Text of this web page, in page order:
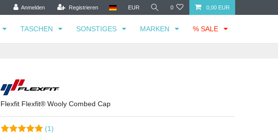
Anmelden Registrieren EUR 0 0,00 EUR
TASCHEN SONSTIGES MARKEN % SALE
Flexfit Flexfit® Wooly Combed Cap
(1)